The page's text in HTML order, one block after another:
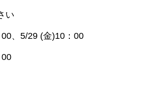
い
、5/29 (金)10：00